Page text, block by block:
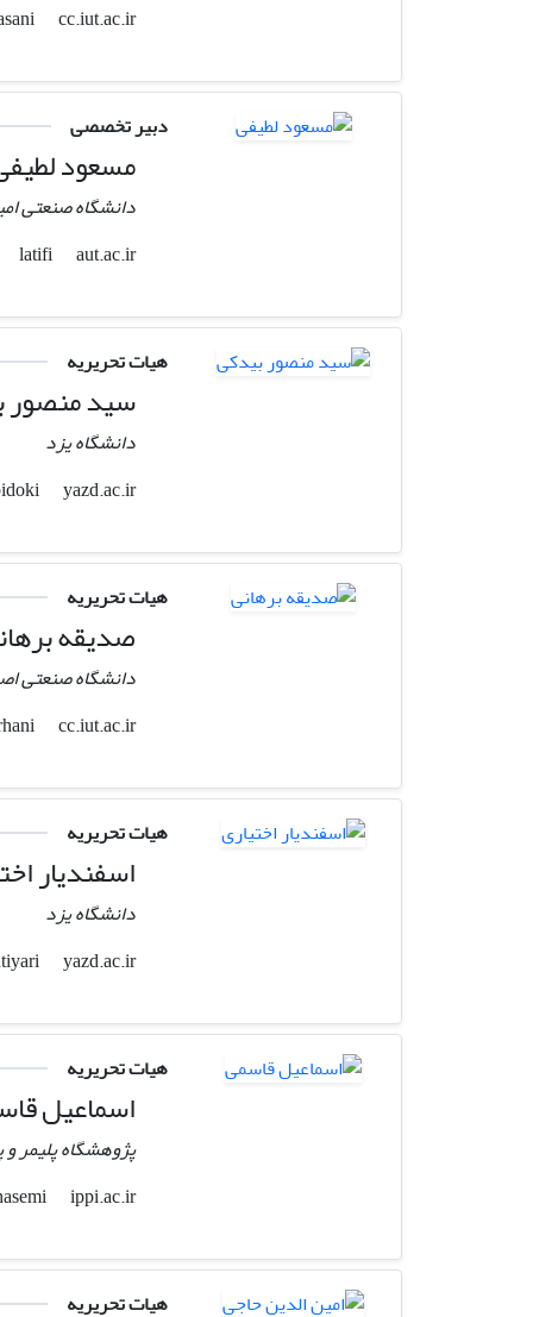
h_hasani
cc.iut.ac.ir
دبیر تخصصی
مسعود
دانشگاه صنعتی
latifi
aut.ac.ir
هیات تحریریه
سید منصور
دانشگاه یزد
smbidoki
yazd.ac.ir
هیات تحریریه
صدیقه
دانشگاه صنعتی
sborhani
cc.iut.ac.ir
هیات تحریریه
اسفندیار
دانشگاه یزد
eekhtiyari
yazd.ac.ir
هیات تحریریه
اسماعیل
پژوهشگاه پلیمر
i.ghasemi
ippi.ac.ir
هیات تحریریه